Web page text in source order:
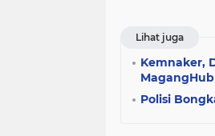
Lihat juga
Kemnaker,
Polisi